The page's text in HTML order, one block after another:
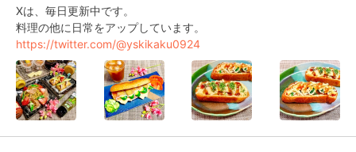
Xは、毎日更新中です。
https://twitter.com/@yskikaku0924